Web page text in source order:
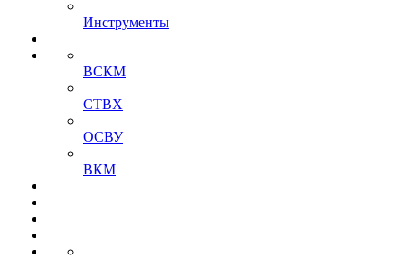
Инструменты
ВСКМ
СТВХ
ОСВУ
ВКМ